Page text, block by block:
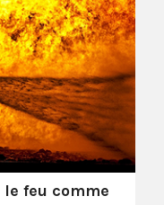
feu comme